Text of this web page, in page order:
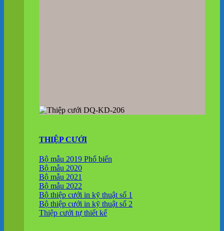
THIỆP CƯỚI
Bộ mẫu 2019
Bộ mẫu 2020
Bộ mẫu 2021
Bộ mẫu 2022
Bộ thiệp cưới in kỹ thuật số 1
Bộ thiệp cưới in kỹ thuật số 2
Thiệp cưới tự thiết kế